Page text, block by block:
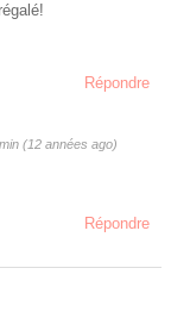
Répondre
(12 années ago)
Répondre